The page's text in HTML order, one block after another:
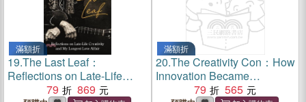
滿額折
19.The Last Leaf：
Reflections on Late-Life
Creativity and My Longest
79 869
滿額折
20.The Creativity Con：How
Innovation Became
America’s Biggest Racket
79 565